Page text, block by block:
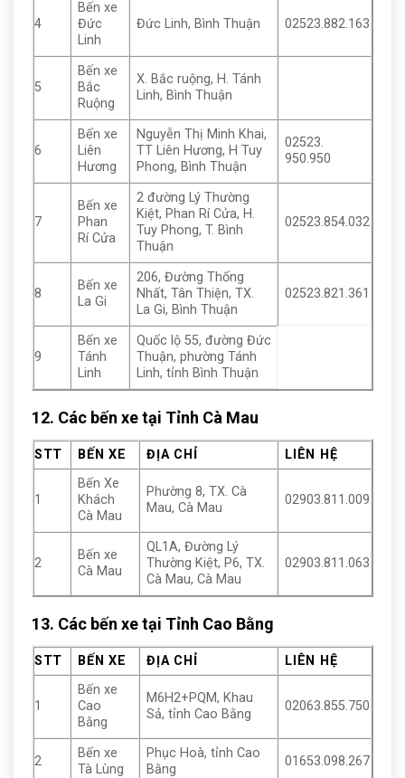
4
Bến xe
Đức
Linh
Đức Linh, Bình Thuận 02523.882.163
5
Bến xe
Bắc
Ruộng
X. Bắc ruộng, H. Tánh
Linh, Bình Thuận
6
Bến xe
Liên
Hương
Nguyễn Thị Minh Khai,
TT Liên Hương, H Tuy
Phong, Bình Thuận
02523.
950.950
7
Bến xe
Phan
Rí Cửa
2 đường Lý Thường
Kiệt, Phan Rí Cửa, H.
Tuy Phong, T. Bình
Thuận
02523.854.032
8
Bến xe
La Gi
206, Đường Thống
Nhất, Tân Thiện, TX.
La Gi, Bình Thuận
02523.821.361
9
Bến xe
Tánh
Linh
Quốc lộ 55, đường Đức
Thuận, phường Tánh
Linh, tỉnh Bình Thuận
12. Các bến xe tại Tỉnh Cà Mau
STT BẾN XE ĐỊA CHỈ LIÊN HỆ
1
Bến Xe
Khách
Cà Mau
Phường 8, TX. Cà
Mau, Cà Mau
02903.811.009
2
Bến xe
Cà Mau
QL1A, Đường Lý
Thường Kiệt, P6, TX.
Cà Mau, Cà Mau
02903.811.063
13. Các bến xe tại Tỉnh Cao Bằng
STT BẾN XE ĐỊA CHỈ LIÊN HỆ
1
Bến xe
Cao
Bằng
M6H2+PQM, Khau
Sả, tỉnh Cao Bằng
02063.855.750
2
Bến xe
Tà Lùng
Phục Hoà, tỉnh Cao
Bằng
01653.098.267